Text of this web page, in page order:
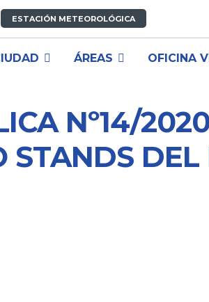
ESTACIÓN METEOROLÓGICA
ÁREAS OFICINA
Nº14/
STANDS